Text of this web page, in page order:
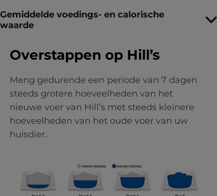
Gemiddelde voedings- en calorische
waarde
Overstappen op Hill’s
Meng gedurende een periode van 7 dagen
steeds grotere hoeveelheden van het
nieuwe voer van Hill’s met steeds kleinere
hoeveelheden van het oude voer van uw
huisdier.